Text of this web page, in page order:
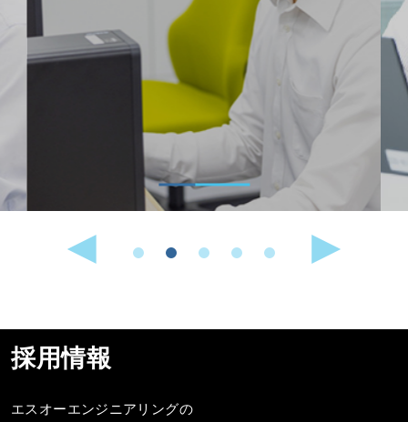
採用情報
エスオーエンジニアリングの